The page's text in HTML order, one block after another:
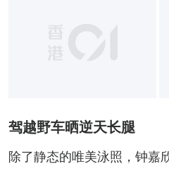
驾越野车晒逆天长腿
除了静态的唯美泳照，钟嘉